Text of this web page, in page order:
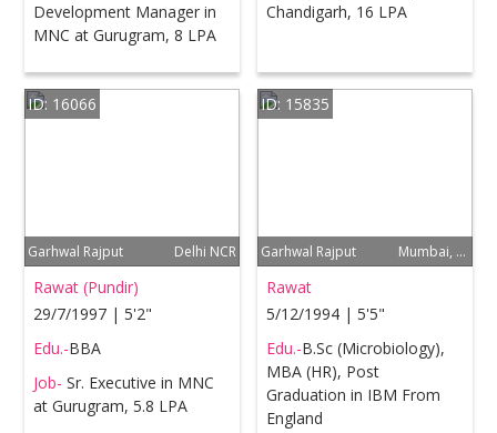
Development Manager in
MNC at Gurugram, 8 LPA
Chandigarh, 16 LPA
ID: 16066
Garhwal Rajput Delhi NCR
Rawat (Pundir)
29/7/1997 | 5'2"
Edu.-BBA
Job- Sr. Executive in MNC
at Gurugram, 5.8 LPA
ID: 15835
Garhwal Rajput Mumbai, United Kingdom
Rawat
5/12/1994 | 5'5"
Edu.-B.Sc (Microbiology),
MBA (HR), Post
Graduation in IBM From
England